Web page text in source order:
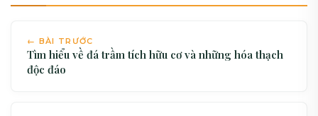
← BÀI TRƯỚC
Tìm hiểu về đá trầm tích hữu cơ và những hóa thạch
độc đáo